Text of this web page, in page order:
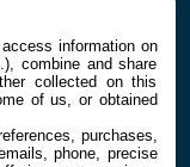
information on
combine and share
collected on this
of us, or obtained
purchases,
phone, precise